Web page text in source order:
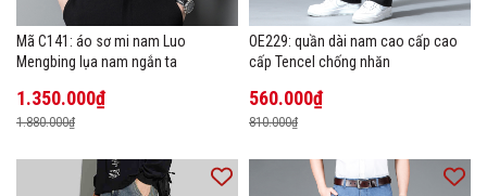
Mã C141: áo sơ mi nam Luo
Mengbing lụa nam ngắn ta
1.350.000₫
1.880.000₫
OE229: quần dài nam cao cấp cao
cấp Tencel chống nhăn
560.000₫
810.000₫